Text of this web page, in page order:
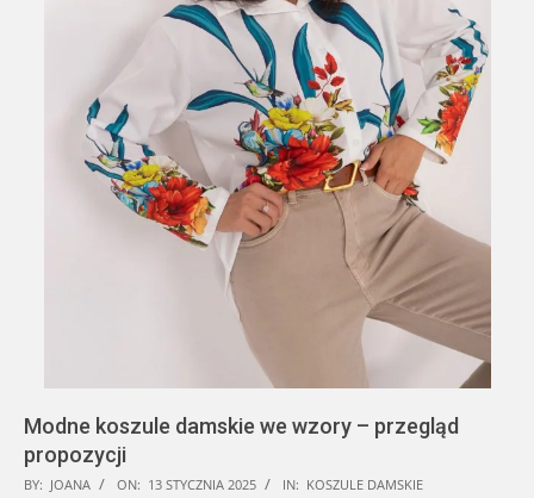
Modne koszule damskie we wzory – przegląd
propozycji
2025-
BY: JOANA ON: 13 STYCZNIA 2025 IN: KOSZULE DAMSKIE